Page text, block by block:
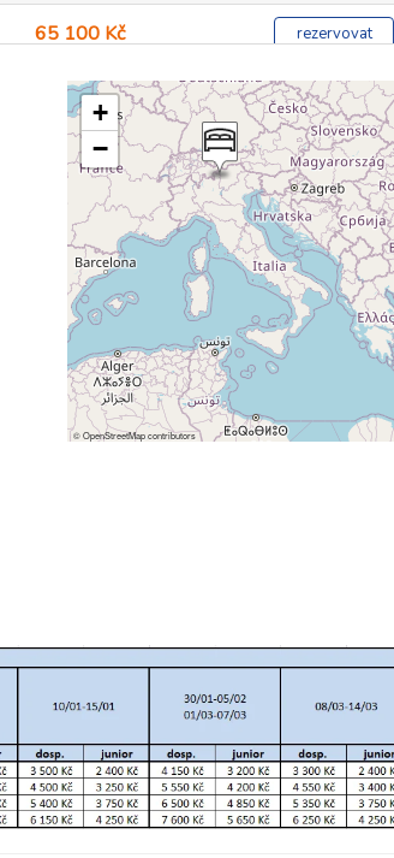
65 100 Kč rezervovat
70 600 Kč rezervovat
70 600 Kč rezervovat
70 600 Kč rezervovat
80 300 Kč rezervovat
70 600 Kč
70 600 Kč rezervovat
63 700 Kč rezervovat
63 700 Kč rezervovat
+
−
©OpenStreetMapcontributors